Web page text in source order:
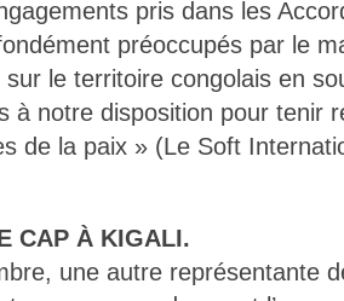
pris dans les
préoccupés par le
sur le territoire congolais en
à notre disposition pour tenir
de la paix » (Le Soft
CAP À KIGALI.
une autre représentante